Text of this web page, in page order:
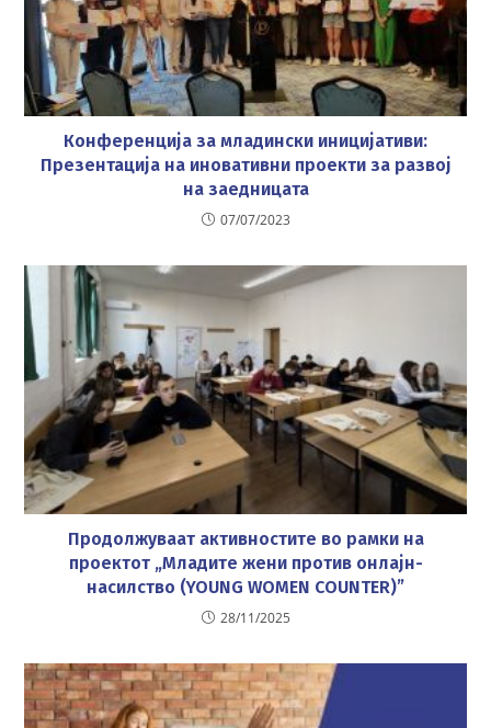
Конференција за младински иницијативи:
Презентација на иновативни проекти за развој
на заедницата
07/07/2023
Продолжуваат активностите во рамки на
проектот „Младите жени против онлајн-
насилство (YOUNG WOMEN COUNTER)”
28/11/2025